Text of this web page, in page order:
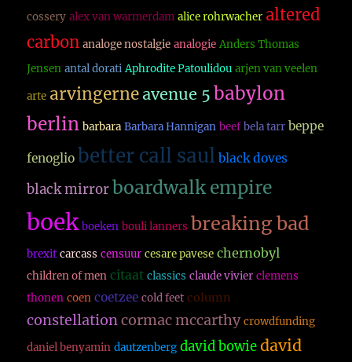
cossery alex van warmerdam alice rohrwacher altered
carbon analoge nostalgie analogie Anders Thomas
Jensen antal dorati Aphrodite Patoulidou arjen van veelen
arte arvingerne avenue 5 babylon
berlin barbara Barbara Hannigan beef bela tarr beppe
fenoglio better call saul black doves
black mirror boardwalk empire
boek boeken bouli lanners breaking bad
brexit carcass censuur cesare pavese chernobyl
children of men citaat classics claude vivier clemens
thonen coen coetzee cold feet column
constellationcormac mccarthy crowdfunding
daniel benyamin dautzenberg david bowie david